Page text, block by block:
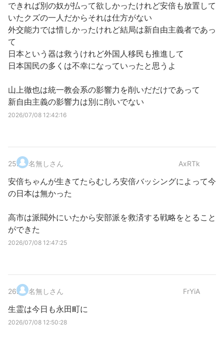
できれば別の奴が払って欲しかったけれど安倍も放置して
いたクズの一人だからそれは仕方がない
外交能力では惜しかったけれど結局は新自由主義者であっ
て
日本という器は救うけれど外国人移民も推進して
日本国民の多くは不幸になっていったと思うよ
山上徹也は統一教会系の影響力を削いだだけであって
新自由主義の影響力は別に削いでない
2026/07/08 12:42:16
25. 名無しさん AxRTk
安倍ちゃんが生きてたらむしろ安倍バッシングによって今
の日本は無かった
高市は派閥外にいたから安部派を救済する戦略をとること
ができた
2026/07/08 12:47:25
26. 名無しさん FrYiA
生霊は今日も永田町に
2026/07/08 12:50:28